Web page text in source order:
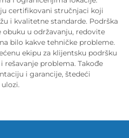
certifikovani stručnjaci koji
i kvalitetne standarde. Podrška
u održavanju, redovite
bilo kakve tehničke probleme.
ekipu za klijentsku podršku
problema. Takođe
i garancije, štedeći